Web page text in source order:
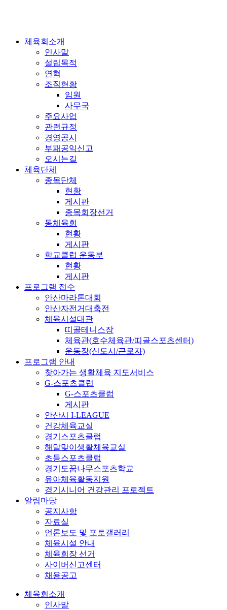
체육회소개
인사말
설립목적
연혁
조직현황
임원
사무국
주요사업
관련규정
경영공시
부패공익신고
오시는길
체육단체
종목단체
현황
게시판
종목회장선거
동체육회
현황
게시판
학교클럽 운동부
현황
게시판
프로그램 접수
안산마라톤대회
안산자전거대축전
체육시설대관
띠골테니스장
체육관(호수체육관/띠골스포츠센터)
운동장(신도시/근로자)
프로그램 안내
찾아가는 생활체육 지도서비스
G-스포츠클럽
G-스포츠클럽
게시판
안산시 I-LEAGUE
건강체육교실
경기스포츠클럽
해달맞이생활체육교실
초등스포츠클럽
경기도꿈나무스포츠학교
유아체육활동지원
경기시니어 건강관리 프로젝트
알림마당
공지사항
자료실
언론보도 및 포토갤러리
체육시설 안내
체육회장 선거
사이버신고센터
채용공고
체육회소개
인사말